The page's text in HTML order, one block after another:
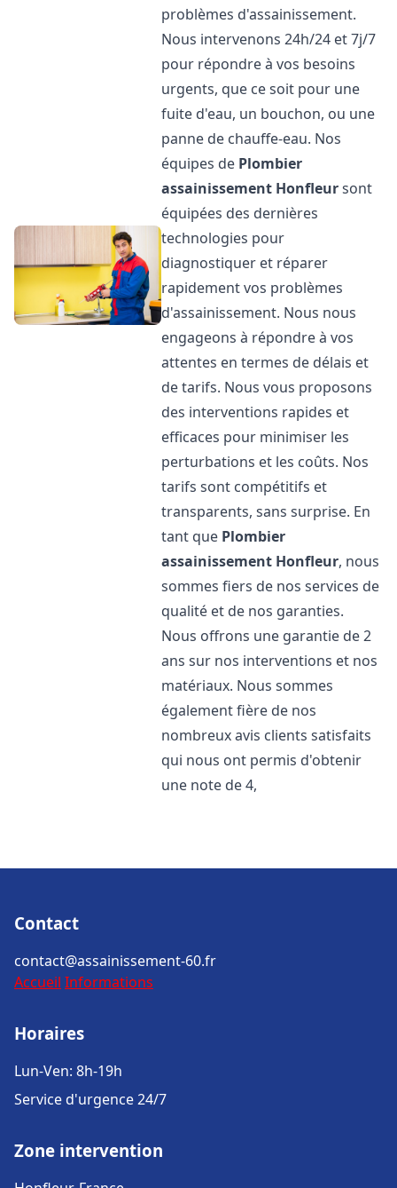
problèmes d'assainissement.
Nous intervenons 24h/24 et 7j/7
pour répondre à vos besoins
urgents, que ce soit pour une
fuite d'eau, un bouchon, ou une
panne de chauffe-eau. Nos
équipes de Plombier
assainissement Honfleursont
équipées des dernières
technologies pour
diagnostiquer et réparer
rapidement vos problèmes
d'assainissement. Nous nous
engageons à répondre à vos
attentes en termes de délais et
de tarifs. Nous vous proposons
des interventions rapides et
efficaces pour minimiser les
perturbations et les coûts. Nos
tarifs sont compétitifs et
transparents, sans surprise. En
tant que Plombier
assainissement Honfleur, nous
sommes fiers de nos services de
qualité et de nos garanties.
Nous offrons une garantie de 2
ans sur nos interventions et nos
matériaux. Nous sommes
également fière de nos
nombreux avis clients satisfaits
qui nous ont permis d'obtenir
une note de 4,
Contact
contact@assainissement-60.fr
Accueil Informations
Horaires
Lun-Ven: 8h-19h
Service d'urgence 24/7
Zone intervention